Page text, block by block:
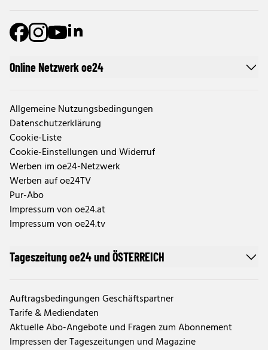
Online Netzwerk oe24
Allgemeine Nutzungsbedingungen
Datenschutzerklärung
Cookie-Liste
Cookie-Einstellungen und Widerruf
Werben im oe24-Netzwerk
Werben auf oe24TV
Pur-Abo
Impressum von oe24.at
Impressum von oe24.tv
Tageszeitung oe24 und ÖSTERREICH
Auftragsbedingungen Geschäftspartner
Tarife & Mediendaten
Aktuelle Abo-Angebote und Fragen zum Abonnement
Impressen der Tageszeitungen und Magazine